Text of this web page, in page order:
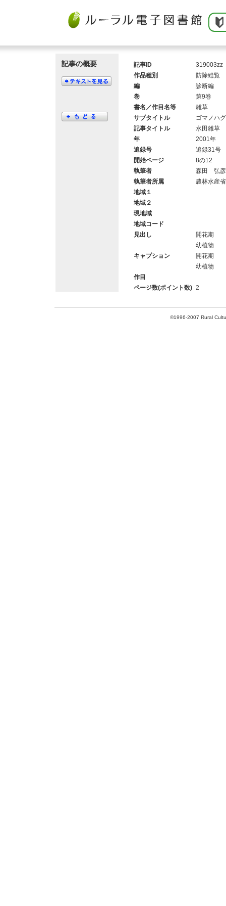
記事の概要 記事ID
319003zz
作品種別
防除総覧
編
診断編
巻
第9巻
書名／作目名等
雑草
サブタイトル
ゴマノハ
記事タイトル
水田雑草
年
2001年
追録号
追録31号
開始ページ
8の12
執筆者
森田 弘彦
執筆者所属
農林水産
地域１
地域２
現地域
地域コード
見出し
開花期
幼植物
キャプション
開花期
幼植物
作目
ページ数(ポイント数) 2
©1996-2007 Rural